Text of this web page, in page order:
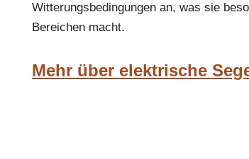
Witterungsbedingungen an, was sie
Bereichen macht.
Mehr über elektrische